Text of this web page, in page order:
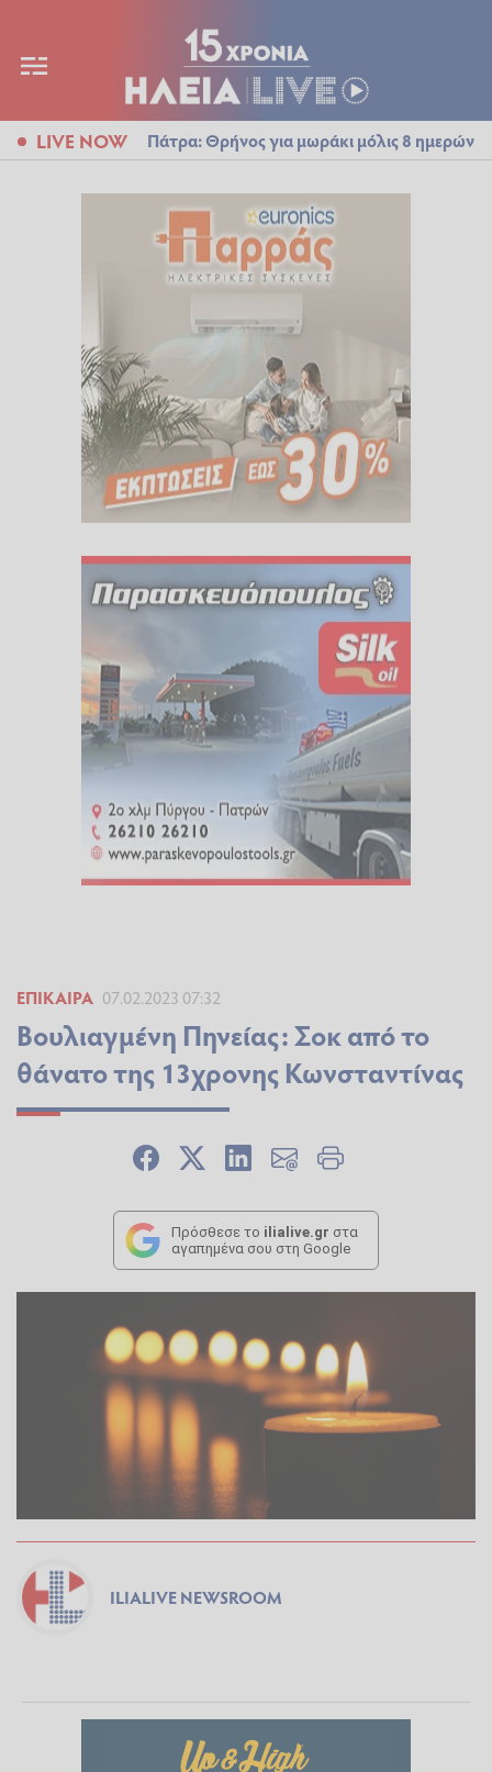
LIVE NOW Πάτρα: Θρήνος για μωράκι μόλις 8 ημερών
ΕΠΊΚΑΙΡΑ 07.02.2023 07:32
Βουλιαγμένη Πηνείας: Σοκ από το
θάνατο της 13χρονης Κωνσταντίνας
Πρόσθεσε το ilialive.gr στα
αγαπημένα σου στη Google
ILIALIVE NEWSROOM